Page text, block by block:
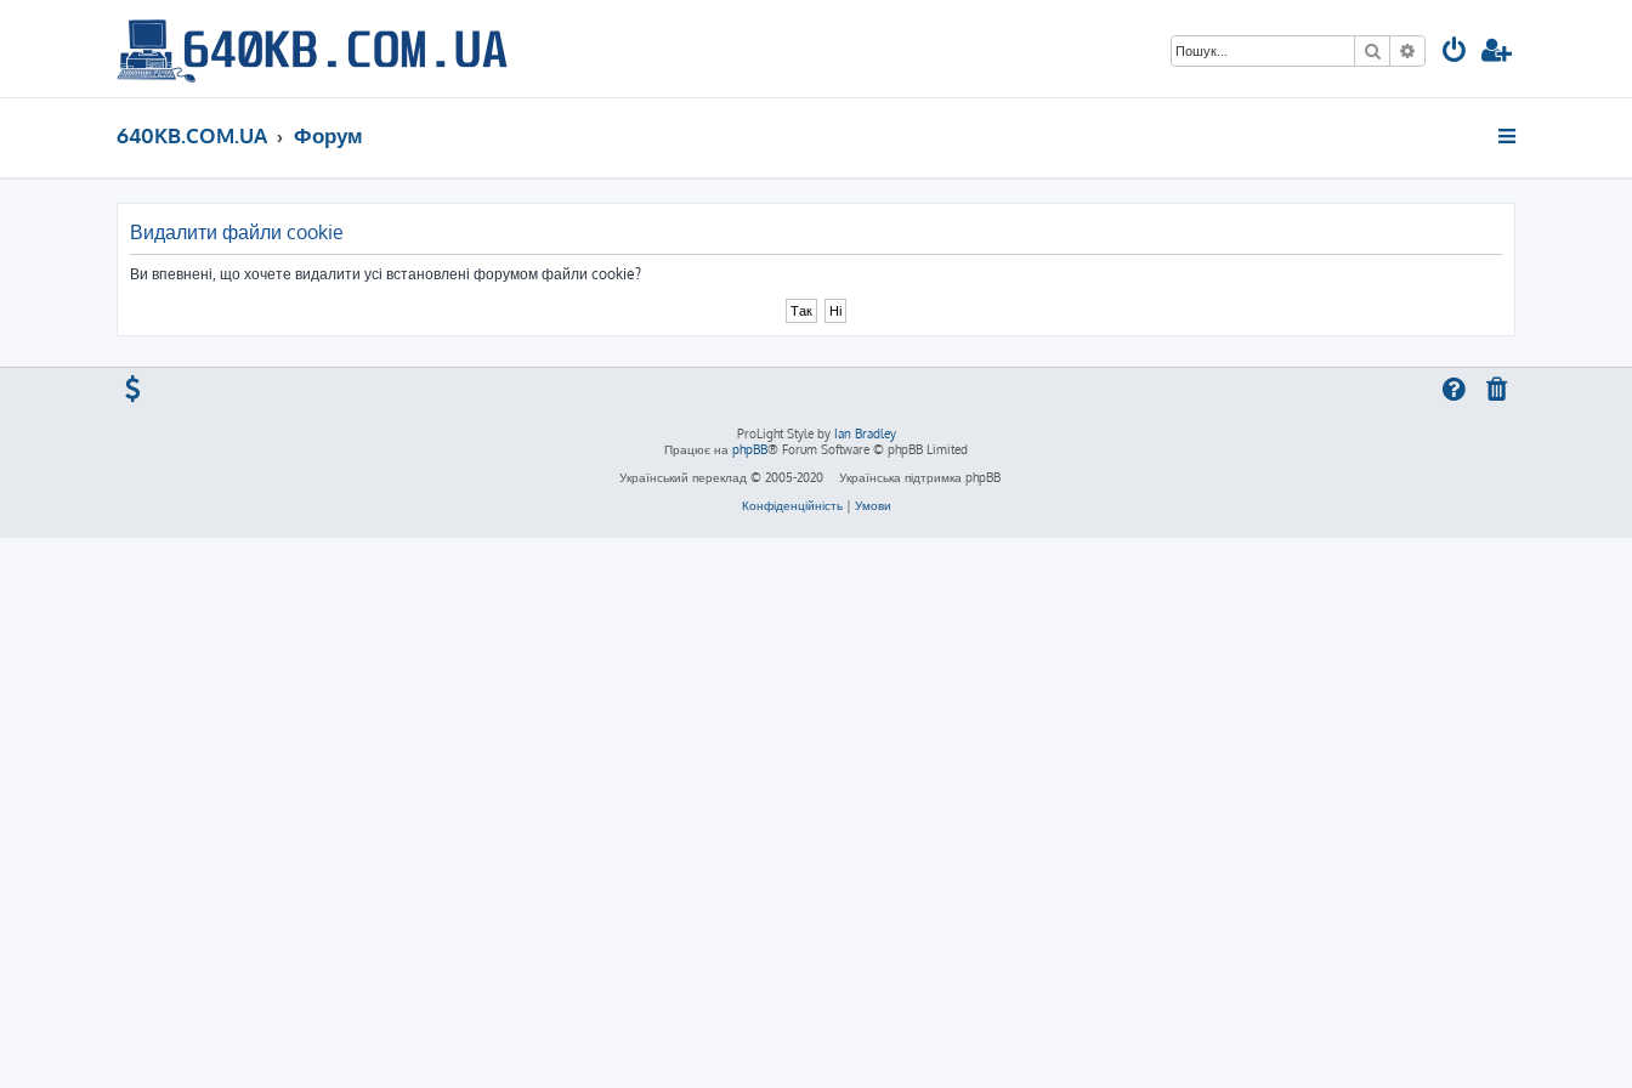
ПошукРозширений пошук
640KB.COM.UA Форум
Видалити файли cookie
Ви впевнені, що хочете видалити усі встановлені форумом файли cookie?
ProLight Style by Ian Bradley
Працює на phpBB® Forum Software © phpBB Limited
Український переклад © 2005-2020
Українська підтримка phpBB
Конфіденційність| Умови